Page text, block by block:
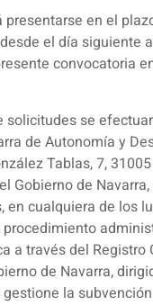
en el
el día siguiente
convocatoria
solicitudes se
de Autonomía y
Tablas, 7,
Gobierno de
en cualquiera de los
a través del Registro
de Navarra,
la